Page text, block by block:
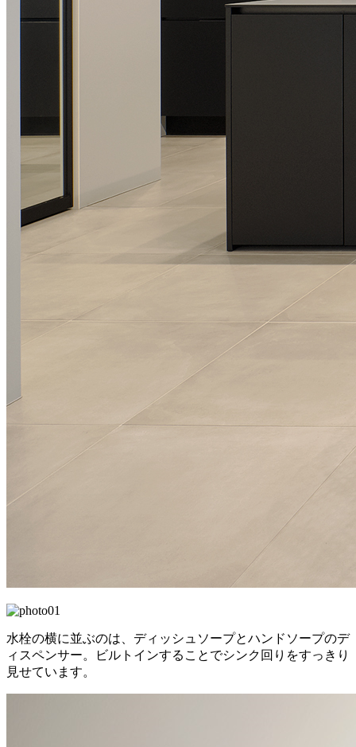
水栓の横に並ぶのは、ディッシュソープとハンドソープのデ
ィスペンサー。ビルトインすることでシンク回りをすっきり
見せています。